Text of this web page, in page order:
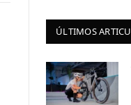
ÚLTIMOS